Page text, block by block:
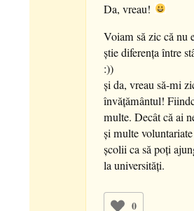
Da, vreau!
Voiam să zic că nu
ştie diferenţa între
:))
şi da, vreau să-mi
învăţământul!
multe. Decât că ai
şi multe
şcolii ca să poţi
la universităţi.
0